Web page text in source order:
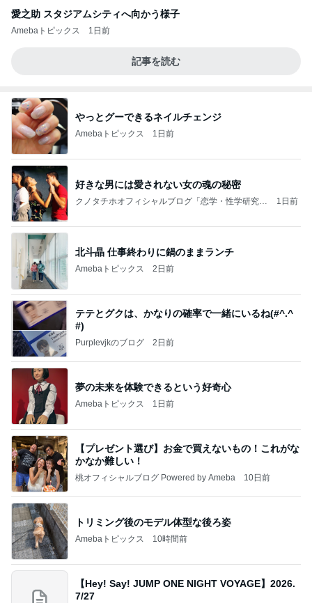
愛之助 スタジアムシティへ向かう様子
Amebaトピックス 1日前
記事を読む
やっとグーできるネイルチェンジ
Amebaトピックス 1日前
好きな男には愛されない女の魂の秘密
クノタチホオフィシャルブログ「恋学・性学研究
1日前
北斗晶 仕事終わりに鍋のままランチ
Amebaトピックス 2日前
テテとグクは、かなりの確率で一緒にいるね(#^.^
#)
Purplevjkのブログ 2日前
夢の未来を体験できるという好奇心
Amebaトピックス 1日前
【プレゼント選び】お金で買えないもの！これがな
かなか難しい！
桃オフィシャルブログ Powered by Ameba 10日前
トリミング後のモデル体型な後ろ姿
Amebaトピックス 10時間前
【Hey! Say! JUMP ONE NIGHT VOYAGE】2026.
7/27